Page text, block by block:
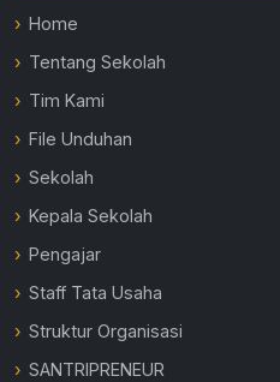
Home
Tentang Sekolah
Tim Kami
File Unduhan
Sekolah
Kepala Sekolah
Pengajar
Staff Tata Usaha
Struktur Organisasi
SANTRIPRENEUR